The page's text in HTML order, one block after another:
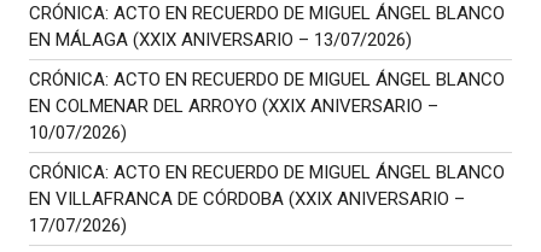
CRÓNICA: ACTO EN RECUERDO DE MIGUEL ÁNGEL BLANCO
EN MÁLAGA (XXIX ANIVERSARIO – 13/07/2026)
CRÓNICA: ACTO EN RECUERDO DE MIGUEL ÁNGEL BLANCO
EN COLMENAR DEL ARROYO (XXIX ANIVERSARIO –
10/07/2026)
CRÓNICA: ACTO EN RECUERDO DE MIGUEL ÁNGEL BLANCO
EN VILLAFRANCA DE CÓRDOBA (XXIX ANIVERSARIO –
17/07/2026)